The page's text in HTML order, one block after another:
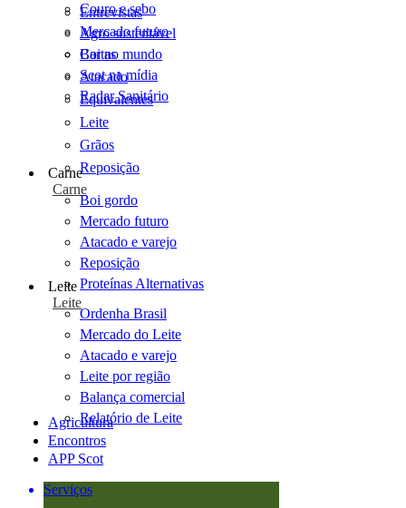
Entrevistas
Agro sustentável
Cartas
Scot na mídia
Radar Sanitário
Couro e sebo
Mercado futuro
Boi no mundo
Atacado
Equivalentes
Leite
Grãos
Reposição
Carne
Carne
Boi gordo
Mercado futuro
Atacado e varejo
Reposição
Proteínas Alternativas
Leite
Leite
Ordenha Brasil
Mercado do Leite
Atacado e varejo
Leite por região
Balança comercial
Relatório de Leite
Agricultura
Encontros
APP Scot
Serviços